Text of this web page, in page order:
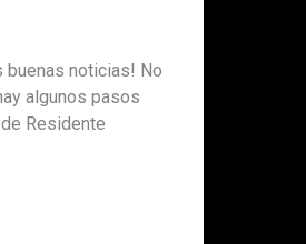
buenas noticias! No
algunos pasos
Residente